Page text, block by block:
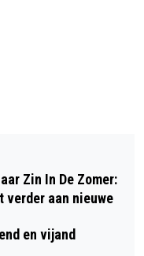
CROWDED
1
A9,
RIJDEN
VAN
Zin In De Zomer:
aan nieuwe
en vijand